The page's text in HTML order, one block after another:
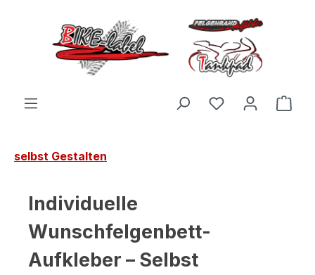
Zum Hauptinhalt springen
Du hast 0
selbst Gestalten
Individuelle
Wunschfelgenbett-
Aufkleber – Selbst